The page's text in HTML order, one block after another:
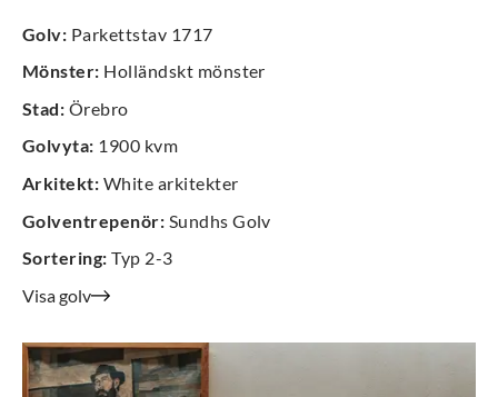
Golv: Parkettstav 1717
Mönster: Holländskt mönster
Stad: Örebro
Golvyta: 1900 kvm
Arkitekt: White arkitekter
Golventrepenör: Sundhs Golv
Sortering: Typ 2-3
Visa golv